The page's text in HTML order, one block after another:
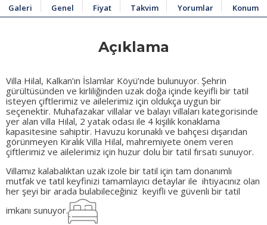
Galeri Genel Fiyat Takvim Yorumlar Konum
Açıklama
Villa Hilal, Kalkan’ın İslamlar Köyü’nde bulunuyor. Şehrin
gürültüsünden ve kirliliğinden uzak doğa içinde keyifli bir tatil
isteyen çiftlerimiz ve ailelerimiz için oldukça uygun bir
seçenektir. Muhafazakar villalar ve balayı villaları kategorisinde
yer alan villa Hilal, 2 yatak odası ile 4 kişilik konaklama
kapasitesine sahiptir. Havuzu korunaklı ve bahçesi dışarıdan
görünmeyen Kiralık Villa Hilal, mahremiyete önem veren
çiftlerimiz ve ailelerimiz için huzur dolu bir tatil fırsatı sunuyor.
Villamız kalabalıktan uzak izole bir tatil için tam donanımlı
mutfak ve tatil keyfinizi tamamlayıcı detaylar ile ihtiyacınız olan
her şeyi bir arada bulabileceğiniz keyifli ve güvenli bir tatil
imkanı sunuyor.